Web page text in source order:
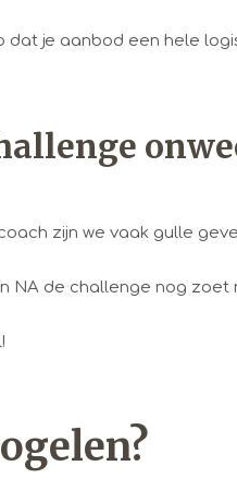
je aanbod een hele
zijn we vaak gulle
NA de challenge nog zoet